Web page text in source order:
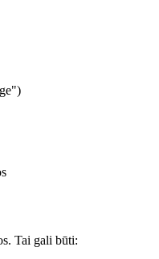
Tai gali būti: